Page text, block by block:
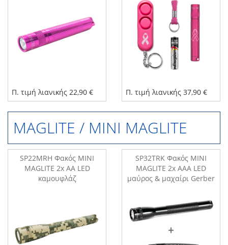
Π. τιμή λιανικής 22,90 € Π. τιμή λιανικής 37,90 €
MAGLITE / MINI MAGLITE
SP22MRH Φακός MINI
MAGLITE 2x AA LED
καμουφλάζ
SP32TRK Φακός MINI
MAGLITE 2x AAA LED
μαύρος & μαχαίρι Gerber